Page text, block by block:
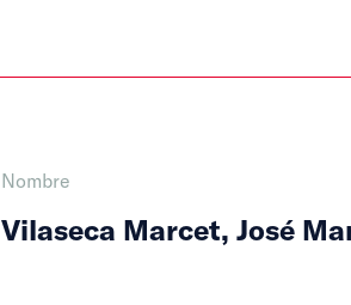
Nombre
Vilaseca Marcet, José